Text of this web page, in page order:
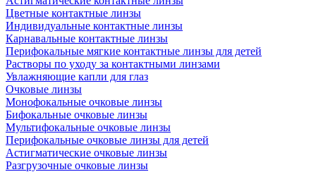
Цветные контактные линзы
Индивидуальные контактные линзы
Карнавальные контактные линзы
Перифокальные мягкие контактные линзы для детей
Растворы по уходу за контактными линзами
Увлажняющие капли для глаз
Очковые линзы
Монофокальные очковые линзы
Бифокальные очковые линзы
Мультифокальные очковые линзы
Перифокальные очковые линзы для детей
Астигматические очковые линзы
Разгрузочные очковые линзы